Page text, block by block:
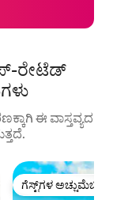
ರೇಟೆಡ್
ಈ ವಾಸ್ತವ್ಯದ
ಗೆಸ್ಟ್‌ಗಳ
ಗೆಸ್ಟ್‌ಗಳ